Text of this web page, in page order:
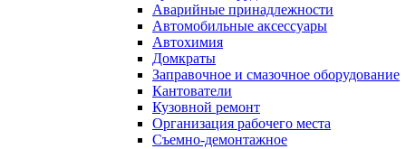
Аварийные принадлежности
Автомобильные аксессуары
Автохимия
Домкраты
Заправочное и смазочное оборудование
Кантователи
Кузовной ремонт
Организация рабочего места
Съемно-демонтажное